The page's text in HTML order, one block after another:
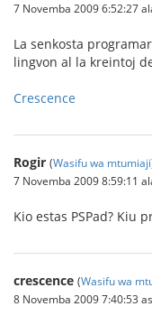
7 Novemba 2009 6:52:27
La senkosta
lingvon al la kreintoj
Crescence
Rogir (Wasifu wa mtumiaji
7 Novemba 2009 8:59:11
Kio estas PSPad? Kiu
crescence (Wasifu wa
8 Novemba 2009 7:40:53